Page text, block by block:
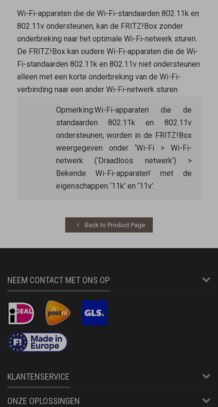
Wi-Fi-apparaten die de Wi-Fi-standaarden 802.11k en
802.11v ondersteunen, kan de FRITZ!Box zonder
onderbreking naar het optimale Wi-Fi-netwerk sturen.
De FRITZ!Box kan oudere Wi-Fi-apparaten die de Wi-
Fi-standaarden 802.11k en 802.11v niet ondersteunen
alleen met een korte onderbreking van de Wi-Fi-
verbinding naar een ander Wi-Fi-netwerk sturen.
Opmerking:Wi-Fi-apparaten die de
standaarden 802.11k en 802.11v
ondersteunen, worden in de FRITZ!Box
weergegeven onder ‘Wi-Fi > Wi-Fi-
netwerk (‘Draadloos netwerk’) >
Bekende Wi-Fi-apparaten’ met de
eigenschappen ‘11k’ en ‘11v’.
Back to Product Page
NEEM CONTACT MET ONS OP
KLANTENSERVICE
ONZE OPLOSSINGEN